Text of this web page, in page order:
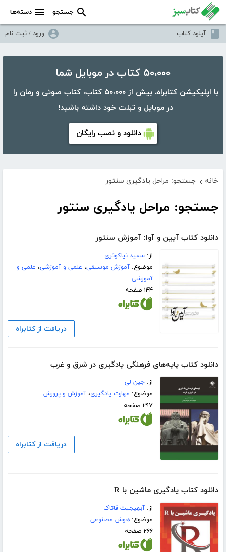
دسته‌ها جستجو
آپلود کتاب ورود / ثبت نام
۵۰،۰۰۰ کتاب در موبایل شما
با اپلیکیشن کتابراه، بیش از ۵۰،۰۰۰ کتاب، کتاب صوتی و رمان را
در موبایل و تبلت خود داشته باشید!
دانلود و نصب رایگان
خانه › جستجو: مراحل یادگیری سنتور
جستجو: مراحل یادگیری سنتور
دانلود کتاب آیین و آوا: آموزش سنتور
از:سعید نیاکوثری
موضوع:آموزش موسیقی، علمی و آموزشی، علمی و
آموزشی
۱۴۴ صفحه
دریافت از کتابراه
دانلود کتاب پایه‌های فرهنگی یادگیری در شرق و غرب
از:جین لی
موضوع: مهارت یادگیری،آموزش و پرورش
۲۹۷ صفحه
دریافت از کتابراه
دانلود کتاب یادگیری ماشین با R
از:آبهیجیت قاتاک
موضوع:هوش مصنوعی
۲۶۶ صفحه